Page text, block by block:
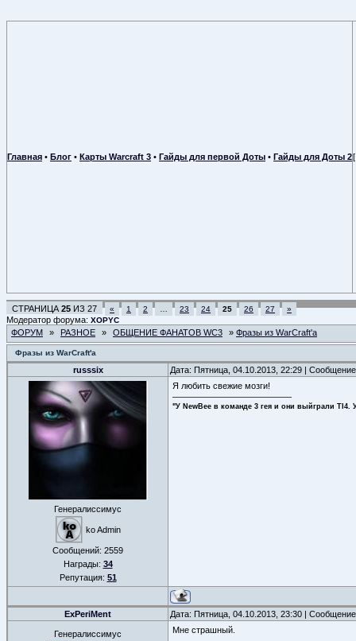
Главная • Блог • Карты Warcraft 3 • Гайды для первой Доты • Гайды для Доты 2
СТРАНИЦА 25 ИЗ 27 « 1 2 23 24 25 26 27 »
Модератор форума: XOPYC
ФОРУМ » РАЗНОЕ » ОБЩЕНИЕ ФАНАТОВ WC3 » Фразы из WarCraft'a
Фразы из WarCraft'a
russsix Дата: Пятница, 04.10.2013, 22:29 |
Генералиссимус
ko Admin
Сообщений: 2559
Награды: 34
Репутация: 51
Я любить свежие мозги!
"У NewBee в команде 3 гея и они выйграли
ExPeriMent Дата: Пятница, 04.10.2013, 23:30 |
Генералиссимус Мне страшный.